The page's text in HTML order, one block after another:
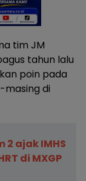
tim JM
tahun lalu
poin pada
masing di
ajak IMHS
di MXGP